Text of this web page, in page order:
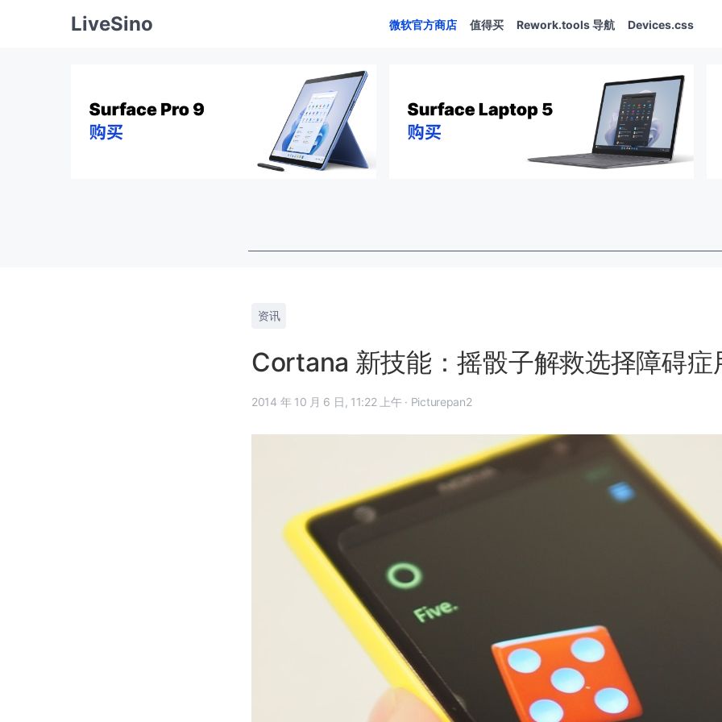
LiveSino 微软官方商店 值得买 Rework.tools 导航 Devices.css
资讯
Cortana 新技能：摇骰子解救选择障碍症
2014 年 10 月 6 日, 11:22 上午 · Picturepan2